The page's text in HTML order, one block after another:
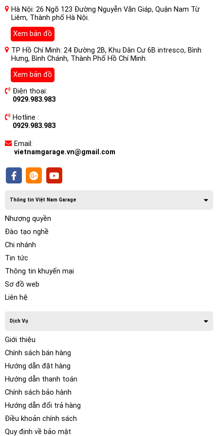
Các thành phần và cách hoạt động
Video Online Cho Xe Lexus LS500H
quanh xe. Với sự trợ giúp của các camera này và cảm biến
tiệm cận xung quanh xe, hệ thống sau đó sẽ tạo hình ảnh
cho người lái. Nó có thể xem môi trường xung quanh với 4
chế độ xem khác nhau hoặc tất cả các chế độ xem được
hợp tác để tạo thành 1 chế độ xem giống như bạn đang
chơi trò chơi của người thứ ba và lái xe của mình.
Có tổng cộng năm chế độ xem mà bạn có thể chọn để
Hà Nội: 26 Ngõ 123 Đường Nguyễn Văn Giáp, Quận Nam Từ
Liêm, Thành phố Hà Nội.
Xem bản đồ
TP Hồ Chí Minh: 24 Đường 2B, Khu Dân Cư 6B intresco, Bình
Hưng, Bình Chánh, Thành Phố Hồ Chí Minh.
Xem bản đồ
Điện thoại:
0929.983.983
Hotline :
0929.983.983
Email:
vietnamgarage.vn@gmail.com
Thông tin Việt Nam Garage
Nhượng quyền
Đào tạo nghề
Chi nhánh
Tin tức
Thông tin khuyến mại
Sơ đồ web
Liên hệ
Dịch Vụ
Giới thiệu
Chính sách bán hàng
Hướng dẫn đặt hàng
Hướng dẫn thanh toán
Chính sách bảo hành
Hướng dẫn đổi trả hàng
Điều khoản chính sách
Quy định về bảo mật